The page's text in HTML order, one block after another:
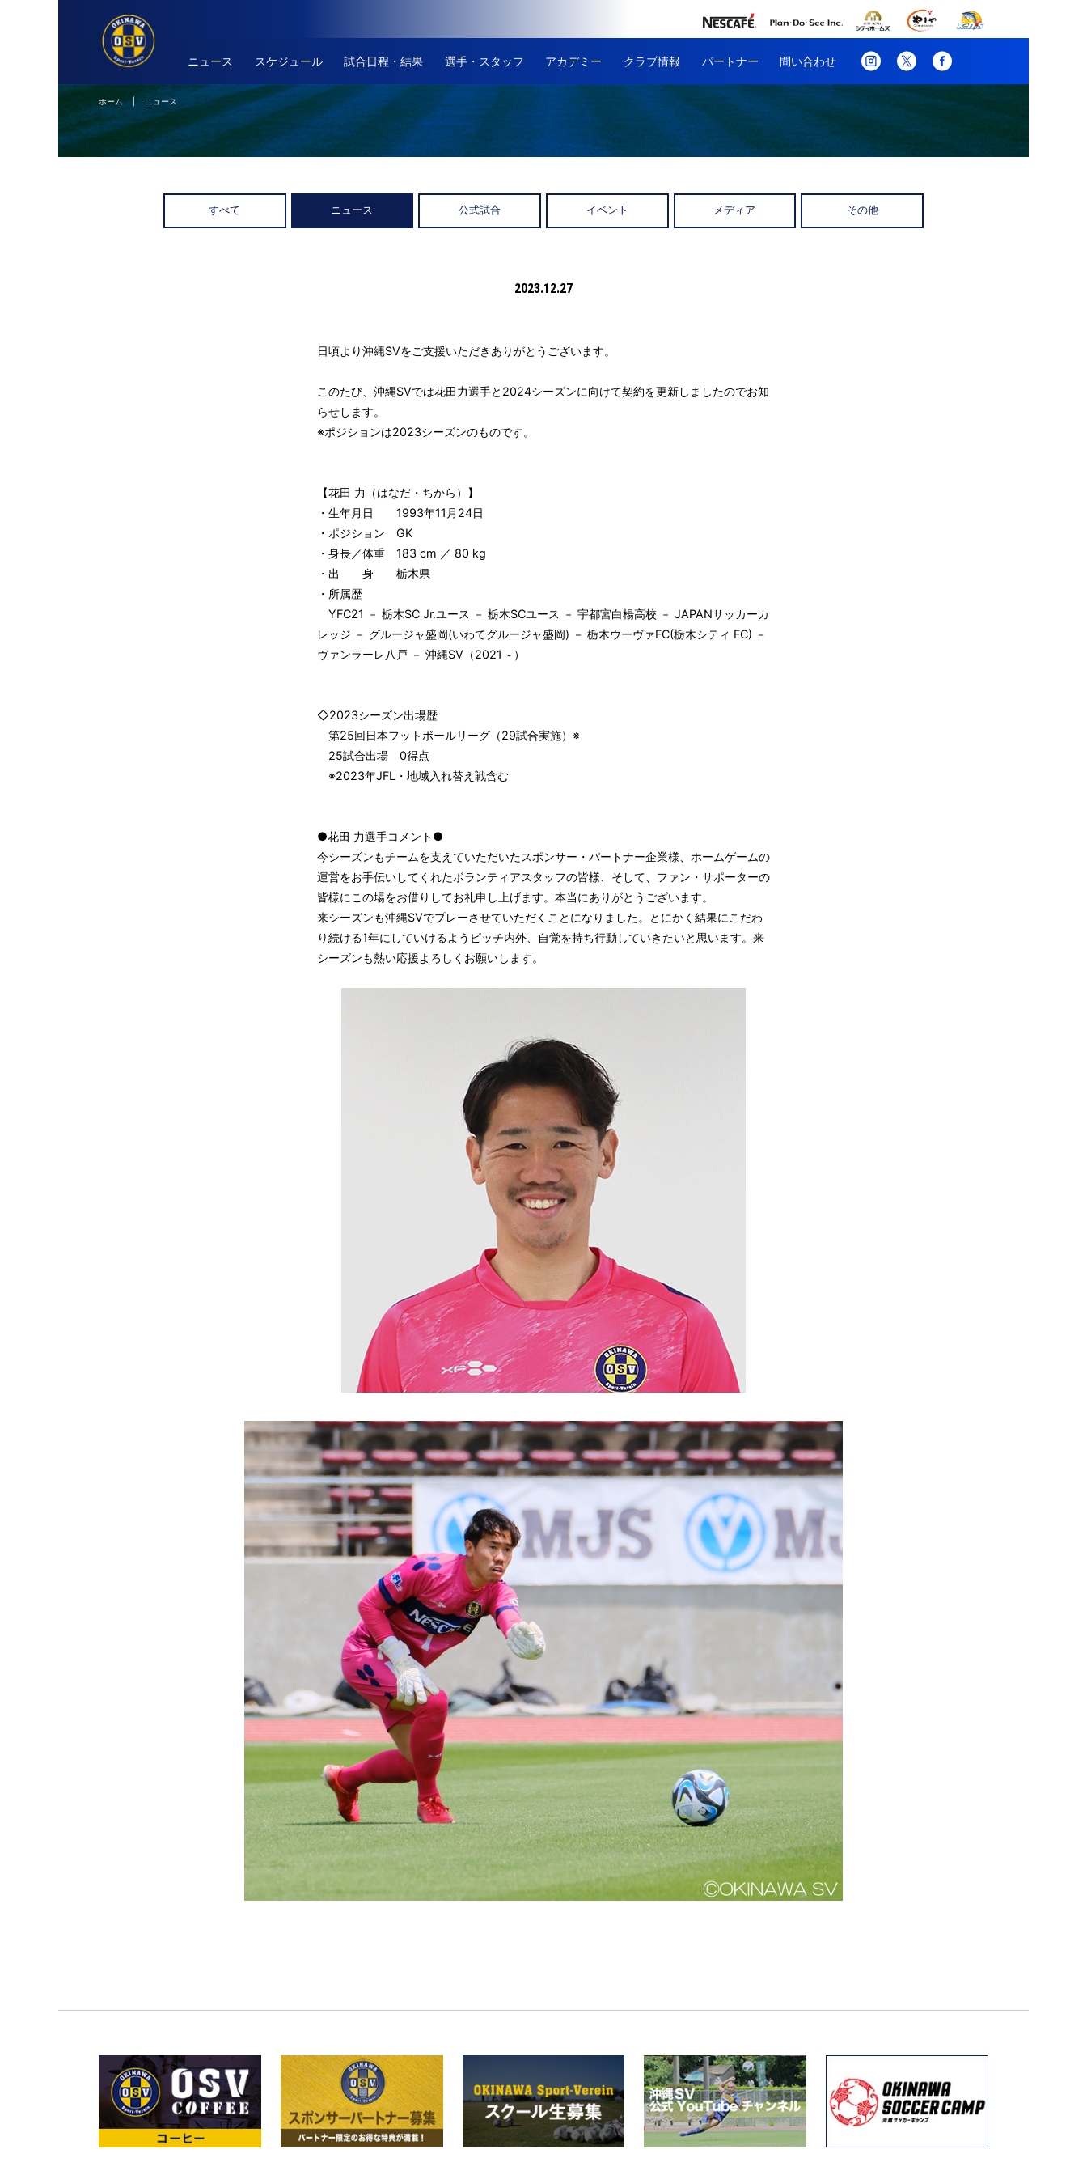
ニュース スケジュール 試合日程・結果 選手・スタッフ アカデミー クラブ情報 パートナー 問い合わせ
ホーム| ニュース
すべて ニュース 公式試合 イベント メディア その他
2023.12.27
日頃より沖縄SVをご支援いただきありがとうございます。
このたび、沖縄SVでは花田力選手と2024シーズンに向けて契約を更新しましたのでお知
らせします。
※ポジションは2023シーズンのものです。
【花田 力（はなだ・ちから）】
・生年月日 1993年11月24日
・ポジション GK
・身長／体重 183 cm ／ 80 kg
・出 身 栃木県
・所属歴
YFC21 － 栃木SC Jr.ユース － 栃木SCユース － 宇都宮白楊高校 － JAPANサッカーカ
レッジ － グルージャ盛岡(いわてグルージャ盛岡) － 栃木ウーヴァFC(栃木シティ FC) －
ヴァンラーレ八戸 － 沖縄SV（2021～）
◇2023シーズン出場歴
第25回日本フットボールリーグ（29試合実施）※
25試合出場 0得点
※2023年JFL・地域入れ替え戦含む
●花田 力選手コメント●
今シーズンもチームを支えていただいたスポンサー・パートナー企業様、ホームゲームの
運営をお手伝いしてくれたボランティアスタッフの皆様、そして、ファン・サポーターの
皆様にこの場をお借りしてお礼申し上げます。本当にありがとうございます。
来シーズンも沖縄SVでプレーさせていただくことになりました。とにかく結果にこだわ
り続ける1年にしていけるようピッチ内外、自覚を持ち行動していきたいと思います。来
シーズンも熱い応援よろしくお願いします。